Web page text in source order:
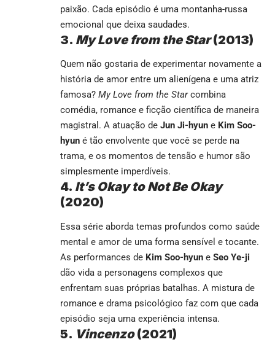
paixão. Cada episódio é uma montanha-russa
emocional que deixa saudades.
3. My Love from the Star(2013)
Quem não gostaria de experimentar novamente a
história de amor entre um alienígena e uma atriz
famosa? My Love from the Starcombina
comédia, romance e ficção científica de maneira
magistral. A atuação de Jun Ji-hyun e Kim Soo-
hyun é tão envolvente que você se perde na
trama, e os momentos de tensão e humor são
simplesmente imperdíveis.
4. It’s Okay to Not Be Okay
(2020)
Essa série aborda temas profundos como saúde
mental e amor de uma forma sensível e tocante.
As performances de Kim Soo-hyun e Seo Ye-ji
dão vida a personagens complexos que
enfrentam suas próprias batalhas. A mistura de
romance e drama psicológico faz com que cada
episódio seja uma experiência intensa.
5. Vincenzo(2021)